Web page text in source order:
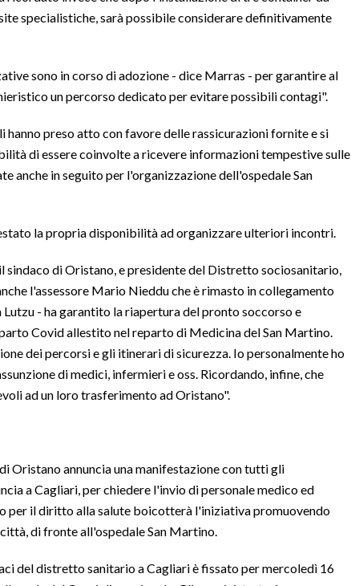
specialistiche, sarà possibile considerare definitivamente
sono in corso di adozione - dice Marras - per garantire al
un percorso dedicato per evitare possibili contagi".
hanno preso atto con favore delle rassicurazioni fornite e si
di essere coinvolte a ricevere informazioni tempestive sulle
anche in seguito per l'organizzazione dell'ospedale San
la propria disponibilità ad organizzare ulteriori incontri.
di Oristano, e presidente del Distretto sociosanitario,
l'assessore Mario Nieddu che è rimasto in collegamento
Lutzu - ha garantito la riapertura del pronto soccorso e
Covid allestito nel reparto di Medicina del San Martino.
dei percorsi e gli itinerari di sicurezza. Io personalmente ho
di medici, infermieri e oss. Ricordando, infine, che
ad un loro trasferimento ad Oristano".
Oristano annuncia una manifestazione con tutti gli
a Cagliari, per chiedere l'invio di personale medico ed
per il diritto alla salute boicotterà l'iniziativa promuovendo
di fronte all'ospedale San Martino.
del distretto sanitario a Cagliari è fissato per mercoledì 16